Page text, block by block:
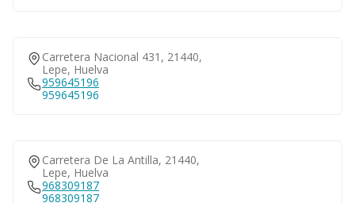
Carretera Nacional 431, 21440,
Lepe, Huelva
959645196
959645196
Carretera De La Antilla, 21440,
Lepe, Huelva
968309187
968309187